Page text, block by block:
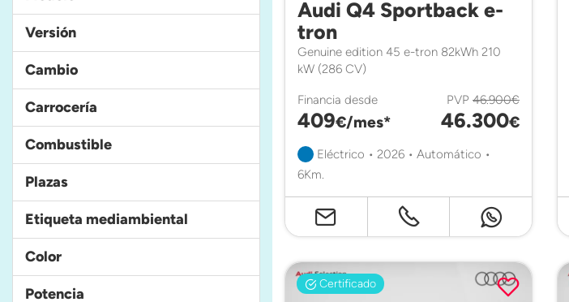
Audi Q4 Sportback e-
tron
Genuine edition 45 e-tron 82kWh 210
kW (286 CV)
Financia desde
409€/mes*
PVP 46.900€
46.300€
Eléctrico • 2026 • Automático •
6Km.
Certificado
Versión
Cambio
Carrocería
Combustible
Plazas
Etiqueta mediambiental
Color
Potencia